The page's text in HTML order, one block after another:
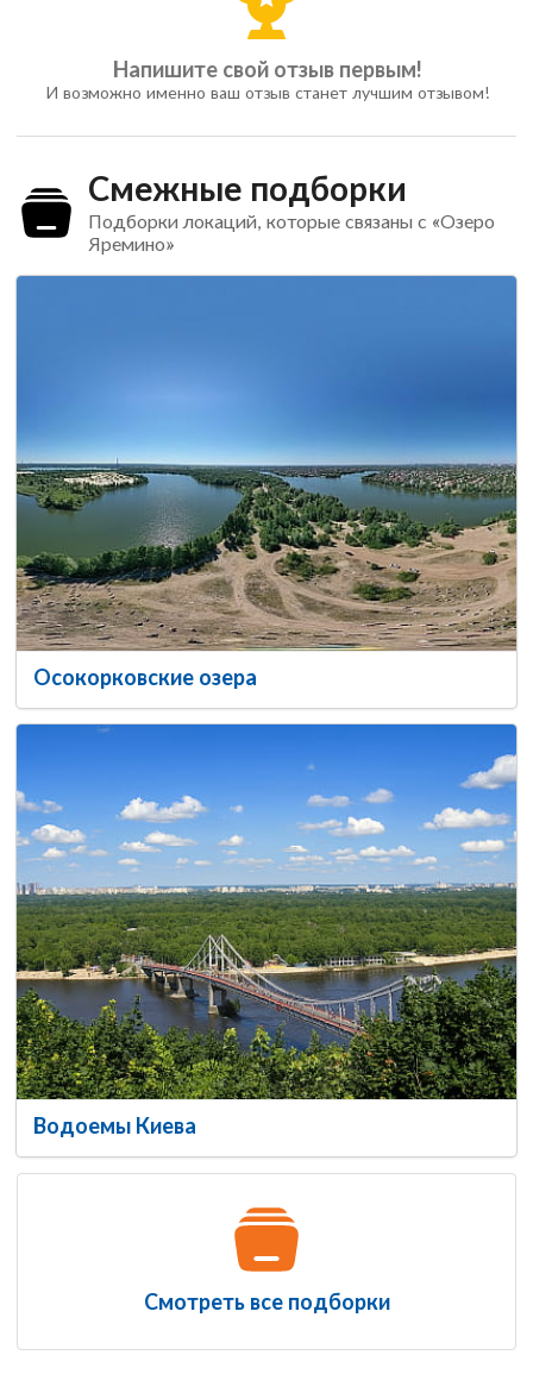
Напишите свой отзыв первым!
И возможно именно ваш отзыв станет лучшим отзывом!
Смежные подборки
Подборки локаций, которые связаны с «Озеро
Яремино»
Осокорковские озера
Водоемы Киева
Смотреть все подборки